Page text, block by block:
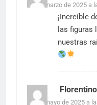
17 de marzo de 2025 a
¡Increíble
las figuras
nuestras
16 de mayo de 2025 a